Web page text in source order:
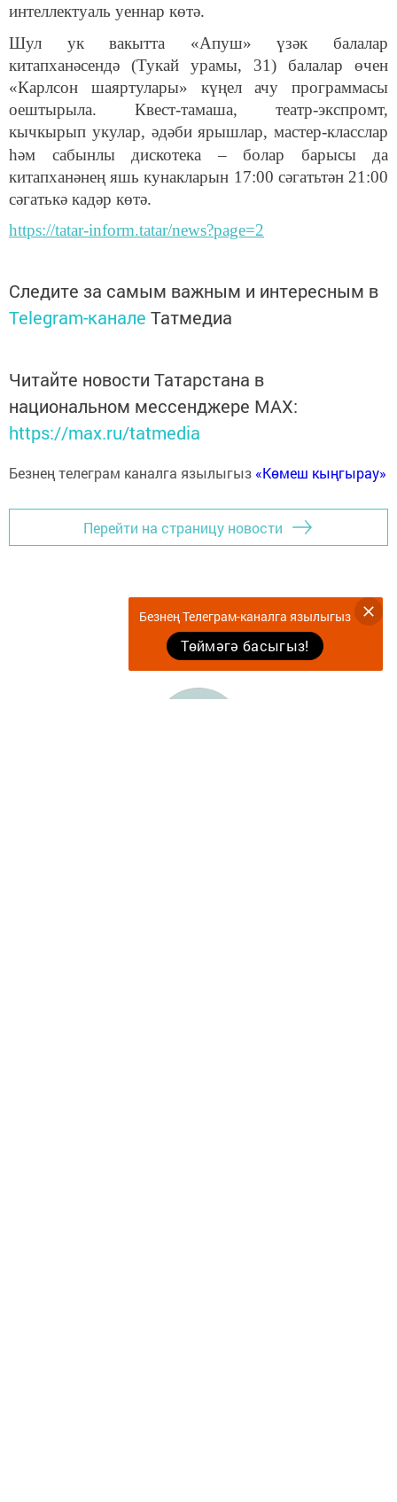
интеллектуаль уеннар көтә.
Шул ук вакытта «Апуш» үзәк балалар
китапханәсендә (Тукай урамы, 31) балалар өчен
«Карлсон шаяртулары» күңел ачу программасы
оештырыла. Квест-тамаша, театр-экспромт,
кычкырып укулар, әдәби ярышлар, мастер-класслар
һәм сабынлы дискотека –болар барысы да
китапханәнең яшь кунакларын 17:00 сәгатьтән 21:00
сәгатькә кадәр көтә.
https://tatar-inform.tatar/news?page=2
Следите за самым важным и интересным в
Telegram-канале Татмедиа
Читайте новости Татарстана в
национальном мессенджере MАХ:
https://max.ru/tatmedia
Безнең телеграм каналга язылыгыз «Көмеш кыңгырау»
Перейти на страницу новости
Безнең Телеграм-каналга язылыгыз
Төймәгә басыгыз!